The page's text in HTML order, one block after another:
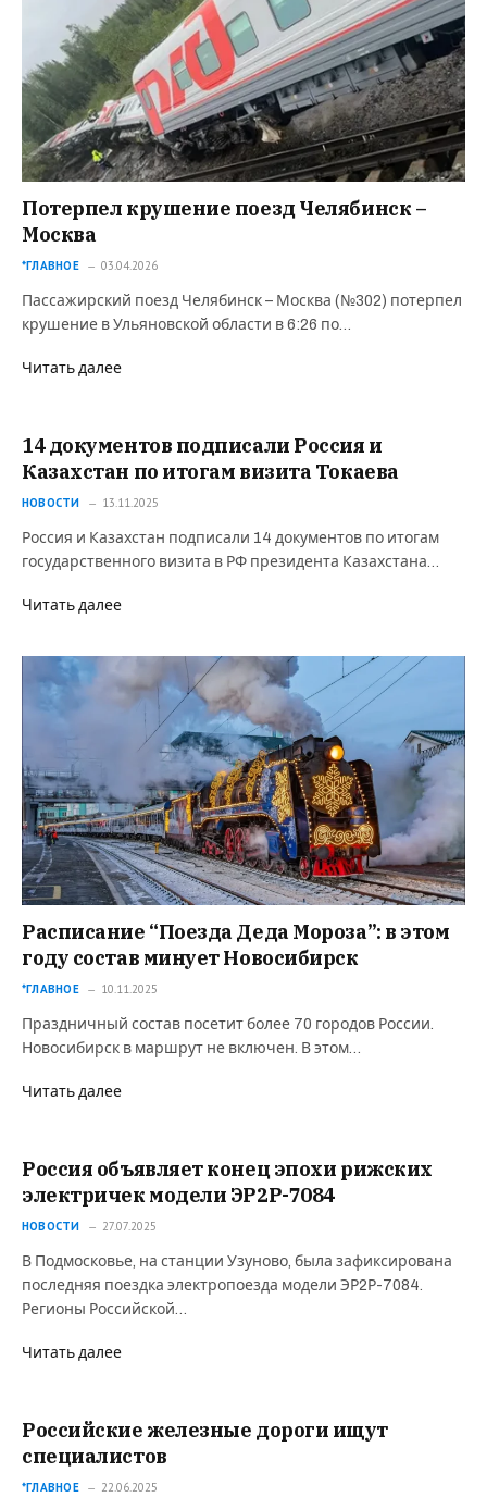
Потерпел крушение поезд Челябинск –
Москва
*ГЛАВНОЕ 03.04.2026
Пассажирский поезд Челябинск – Москва (№302) потерпел
крушение в Ульяновской области в 6:26 по…
Читать далее
14 документов подписали Россия и
Казахстан по итогам визита Токаева
НОВОСТИ 13.11.2025
Россия и Казахстан подписали 14 документов по итогам
государственного визита в РФ президента Казахстана…
Читать далее
Расписание “Поезда Деда Мороза”: в этом
году состав минует Новосибирск
*ГЛАВНОЕ 10.11.2025
Праздничный состав посетит более 70 городов России.
Новосибирск в маршрут не включен. В этом…
Читать далее
Россия объявляет конец эпохи рижских
электричек модели ЭР2Р-7084
НОВОСТИ 27.07.2025
В Подмосковье, на станции Узуново, была зафиксирована
последняя поездка электропоезда модели ЭР2Р-7084.
Регионы Российской…
Читать далее
Российские железные дороги ищут
специалистов
*ГЛАВНОЕ 22.06.2025